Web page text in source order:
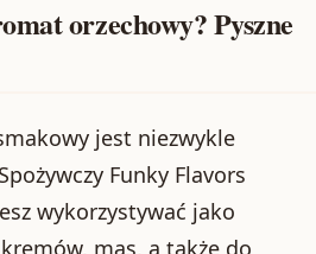
orzechowy? Pyszne
jest niezwykle
Funky Flavors
wykorzystywać jako
mas, a także do